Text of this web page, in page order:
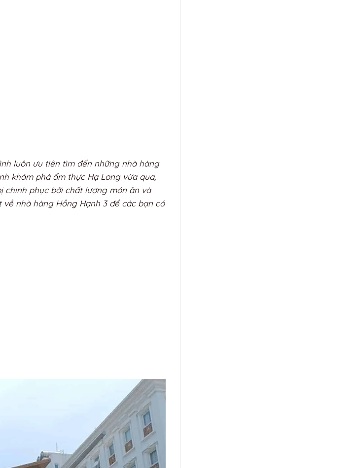
luôn ưu tiên tìm đến những nhà hàng
khám phá ẩm thực Hạ Long vừa qua,
chinh phục bởi chất lượng món ăn và
nhà hàng Hồng Hạnh 3 để các bạn có